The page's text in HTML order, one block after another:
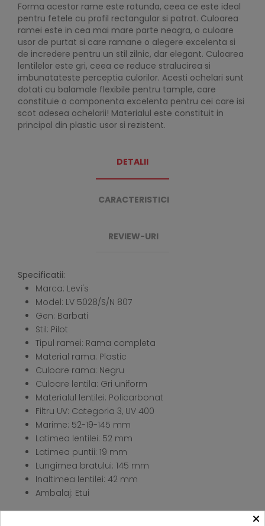
Forma acestor rame este rotunda, ceea ce este ideal
pentru fetele cu profil rectangular si patrat. Culoarea
ramei este in cea mai mare parte neagra, o culoare
usor de purtat si care ramane o alegere excelenta si
de incredere pentru un stil zilnic, dar elegant. Culoarea
lentilelor este gri, ceea ce reduce stralucirea si
imbunatateste perceptia culorilor. Acesti ochelari sunt
dotati cu balamale flexibile pentru tample, care
constituie o componenta excelenta pentru cei care isi
scot adesea ochelarii! Materialul este constituit in
principal din plastic usor si rezistent.
DETALII
CARACTERISTICI
REVIEW-URI
Specificatii:
Marca: Levi's
Model: LV 5028/S/N 807
Gen: Barbati
Stil: Pilot
Tipul ramei: Rama completa
Material rama: Plastic
Culoare rama: Negru
Culoare lentila: Gri uniform
Materialul lentilei: Policarbonat
Filtru UV: Categoria 3, UV 400
Marime: 52-19-145 mm
Latimea lentilei: 52 mm
Latimea puntii: 19 mm
Lungimea bratului: 145 mm
Inaltimea lentilei: 42 mm
Ambalaj: Etui
×